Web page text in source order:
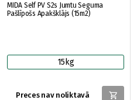
MIDA Self PV S2s Jumtu Seguma
Pašlīpošs Apakšklājs (15m2)
15kg
Preces nav noliktavā